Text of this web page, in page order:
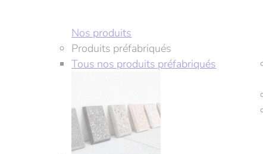
Nos produits
Produits préfabriqués
Tous nos produits préfabriqués